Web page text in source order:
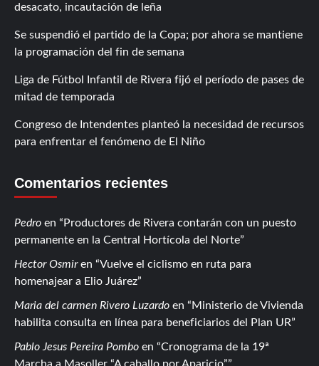
desacato, incautación de leña
Se suspendió el partido de la Copa; por ahora se mantiene
la programación del fin de semana
Liga de Fútbol Infantil de Rivera fijó el período de pases de
mitad de temporada
Congreso de Intendentes planteó la necesidad de recursos
para enfrentar el fenómeno de El Niño
Comentarios recientes
Pedro en
Productores de Rivera contarán con un puesto
permanente en la Central Hortícola del Norte
Hector Osmiren
Vuelve el ciclismo en ruta para
homenajear a Elio Juárez
Maria del carmen Rivero Luzardo en
Ministerio de Vivienda
habilita consulta en línea para beneficiarios del Plan UR
Pablo Jesus Pereira Pombo en
Cronograma de la 19ª